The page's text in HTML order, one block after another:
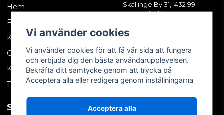
Hem
Företagskund
Kontakta oss
Om oss
Köpvillkor
Tips & trix
Skällinge By 31, 432 99
Skällinge
SOCIALA MEDIER MITT KONTO
Vi använder cookies
Vi använder cookies för att få vår sida att fungera
och erbjuda dig den bästa användarupplevelsen.
Bekräfta ditt samtycke genom att trycka på
Acceptera alla eller redigera genom inställningarna
Acceptera alla